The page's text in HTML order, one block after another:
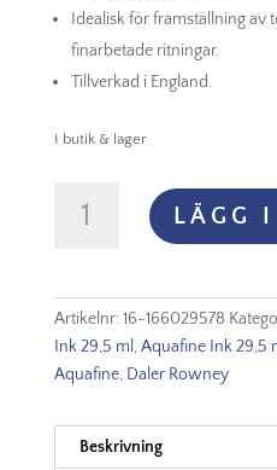
Idealisk för framställning av
finarbetade ritningar.
Tillverkad i England.
I butik & lager
Portrait
mängd
LÄGG
Artikelnr:16-166029578
Ink 29,5 ml,Aquafine Ink 29,5
Aquafine, Daler Rowney
Beskrivning